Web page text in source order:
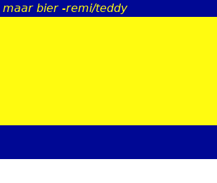
to navigation
maar bier -remi/teddy